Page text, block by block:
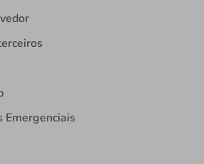
Emergenciais